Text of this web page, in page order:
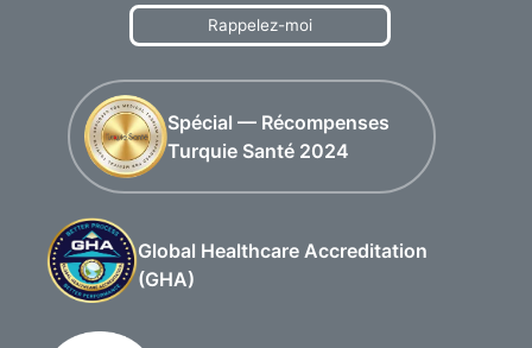
Rappelez-moi
Spécial — Récompenses
Turquie Santé 2024
Global Healthcare Accreditation
(GHA)